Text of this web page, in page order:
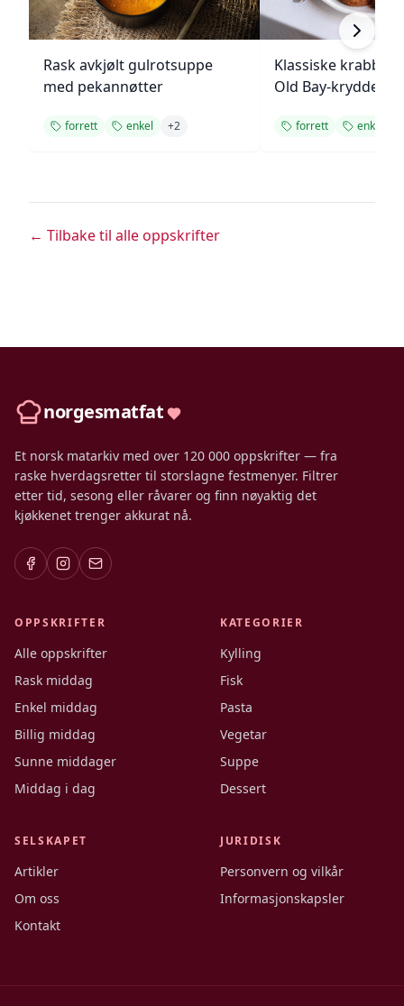
Rask avkjølt gulrotsuppe
med pekannøtter
forrett enkel +2
Klassiske
Old Bay-krydder
forrett enkel
← Tilbake til alle oppskrifter
norgesmatfat
Et norsk matarkiv med over 120 000 oppskrifter — fra
raske hverdagsretter til storslagne festmenyer. Filtrer
etter tid, sesong eller råvarer og finn nøyaktig det
kjøkkenet trenger akkurat nå.
OPPSKRIFTER
Alle oppskrifter
Rask middag
Enkel middag
Billig middag
Sunne middager
Middag i dag
KATEGORIER
Kylling
Fisk
Pasta
Vegetar
Suppe
Dessert
SELSKAPET
Artikler
Om oss
Kontakt
JURIDISK
Personvern og vilkår
Informasjonskapsler